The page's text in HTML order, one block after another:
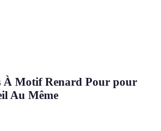
À Motif Renard Pour pour
Au Même